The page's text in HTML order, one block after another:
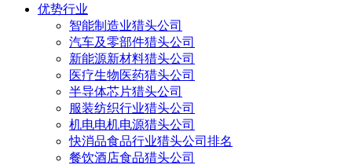
优势行业
智能制造业猎头公司
汽车及零部件猎头公司
新能源新材料猎头公司
医疗生物医药猎头公司
半导体芯片猎头公司
服装纺织行业猎头公司
机电电机电源猎头公司
快消品食品行业猎头公司排名
餐饮酒店食品猎头公司